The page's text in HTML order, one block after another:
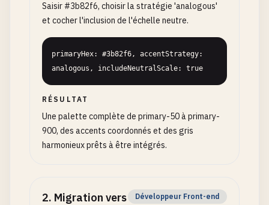
Saisir #3b82f6, choisir la stratégie 'analogous'
et cocher l'inclusion de l'échelle neutre.
primaryHex: #3b82f6, accentStrategy:
analogous, includeNeutralScale: true
RÉSULTAT
Une palette complète de primary-50 à primary-
900, des accents coordonnés et des gris
harmonieux prêts à être intégrés.
2. Migration vers
Développeur Front-end